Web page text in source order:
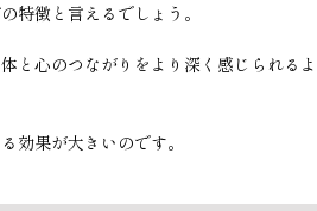
特徴と言えるでしょう。
と心のつながりをより深く感じられるよ
効果が大きいのです。